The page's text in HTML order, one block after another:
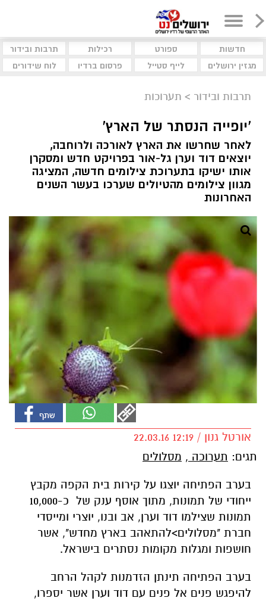
חדשות ספורט רכילות
תרבות ובידור
מגזין ירושלים
לייף סטייל פרסום ברדיו לוח שידורים
תרבות ובידור > תערוכות
'יופייה הנסתר של הארץ'
לאחר שחרשו את הארץ לאורכה ולרוחבה,
יוצאים דוד וערן גל-אור בפרויקט חדש ומסקרן
אותו ישיקו בתערוכת צילומים חדשה, המציגה
מגוון צילומים מהטיולים שערכו בעשר השנים
האחרונות
אורטל גנון / 12:19 22.03.16
תגים: תערוכה , מסלולים
בערב הפתיחה יוצגו על קירות בית הקפה מקבץ
ייחודי של תמונות, מתוך אוסף ענק של כ-10,000
תמונות שצילמו דוד וערן, אב ובנו, יוצרי ומייסדי
חברת "מסלולים>להתאהב בארץ מחדש", אשר
חושפות ומגלות מקומות נסתרים בישראל.
בערב הפתיחה תינתן הזדמנות לקהל הרחב
להיפגש פנים אל פנים עם דוד וערן אשר יספרו,